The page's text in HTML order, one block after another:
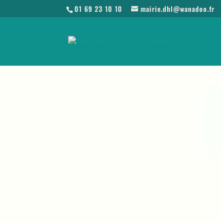
01 69 23 10 10 mairie.dhl@wanadoo.fr